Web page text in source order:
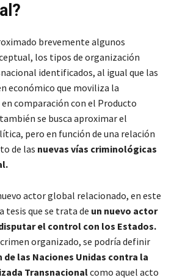
brevemente algunos
los tipos de organización
identificados, al igual que las
económico que moviliza la
comparación con el Producto
se busca aproximar el
pero en función de una relación
de las nuevas vías criminológicas
actor global relacionado, en este
tesis que se trata de un nuevo actor
el control con los Estados.
organizado, se podría definir
de las Naciones Unidas contra la
Transnacionalcomo aquel acto